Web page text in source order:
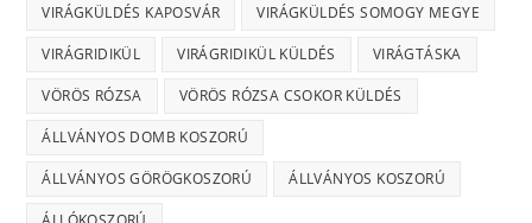
VIRÁGKÜLDÉS KAPOSVÁR VIRÁGKÜLDÉS SOMOGY MEGYE
VIRÁGRIDIKÜL VIRÁGRIDIKÜL KÜLDÉS VIRÁGTÁSKA
VÖRÖS RÓZSA VÖRÖS RÓZSA CSOKOR KÜLDÉS
ÁLLVÁNYOS DOMB KOSZORÚ
ÁLLVÁNYOS GÖRÖGKOSZORÚ ÁLLVÁNYOS KOSZORÚ